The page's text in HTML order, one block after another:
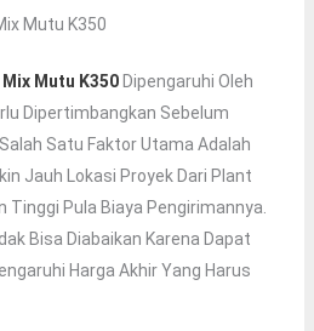
Mutu K350
Mutu K350Dipengaruhi Oleh
Dipertimbangkan Sebelum
Satu Faktor Utama Adalah
Jauh Lokasi Proyek Dari Plant
Tinggi Pula Biaya Pengirimannya.
Bisa Diabaikan Karena Dapat
Harga Akhir Yang Harus